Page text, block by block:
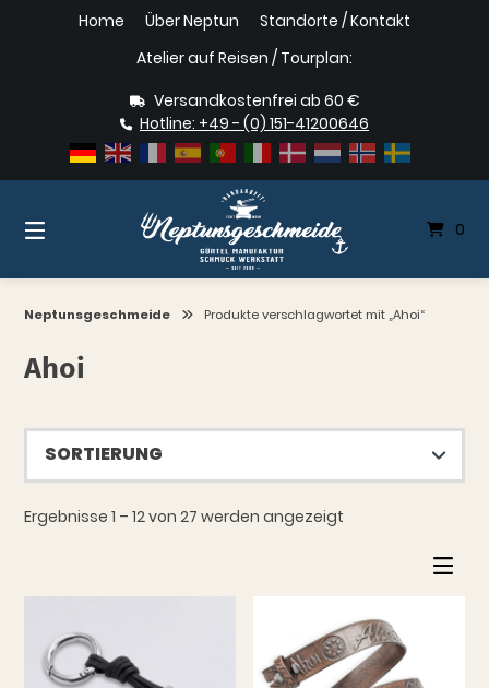
Home Über Neptun
Standorte / Kontakt
Atelier auf Reisen / Tourplan:
Versandkostenfrei ab 60 €
Hotline: +49 - (0) 151-41200646
0
Neptunsgeschmeide Produkte verschlagwortet mit „Ahoi“
Ahoi
Ergebnisse 1 – 12 von 27 werden angezeigt